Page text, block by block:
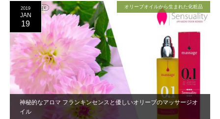
神秘的なアロマ フランキンセンスと優しいオリーブのマッサージオ
イル
2019
JAN
19
オリーブオイルから生まれた化粧品